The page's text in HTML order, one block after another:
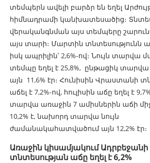
տեմպերն ավելի բարձր են եղել
հիմնադրամի կանխատեսածից։
վերականգնման այս տեմպերը
այս տարի։ Մարտին տնտեսությունն
իսկ ապրիլին՝ 2,6%-ով։ Նույն տարվա
տեմպը եղել է 25,8%, ընթացիկ տարվա
այն 11,6% էր։ Հունիսին Վրաստանի
աճել է 7,2%-ով, հուլիսին աճը եղել է
տարվա առաջին 7 ամիսներին աճի
10,2% է, նախորդ տարվա նույն
ժամանակահատվածում այն 12,2% էր։
Առաջին կիսամյակում Ադրբեջանի
տնտեսության աճը եղել է 6,2%